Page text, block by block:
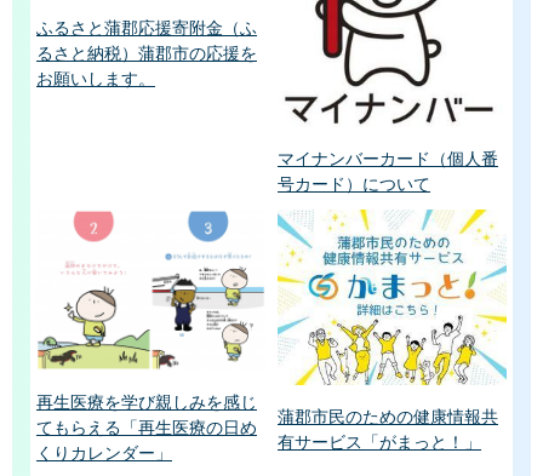
ふるさと蒲郡応援寄附金（ふ
るさと納税）蒲郡市の応援を
お願いします。
マイナンバーカード（個人番
号カード）について
再生医療を学び親しみを感じ
てもらえる「再生医療の日め
くりカレンダー」
蒲郡市民のための健康情報共
有サービス「がまっと！」